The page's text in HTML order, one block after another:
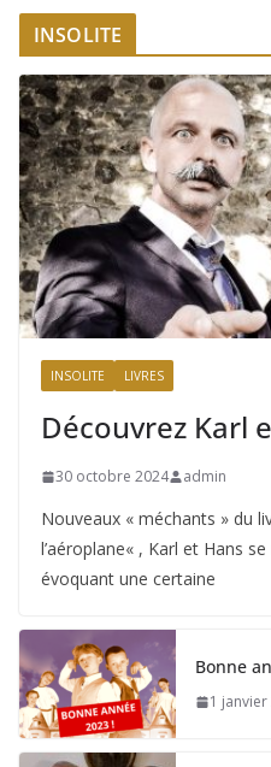
INSOLITE
INSOLITE LIVRES
Découvrez Karl
30 octobre 2024 admin
Nouveaux « méchants » du
l’aéroplane« , Karl et Hans
évoquant une certaine
Bonne
1 janvier